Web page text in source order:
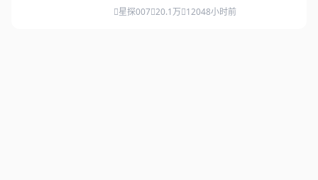
大量猜测，粉丝与路人各方解读不一。
星探007 20.1万 12048小时前